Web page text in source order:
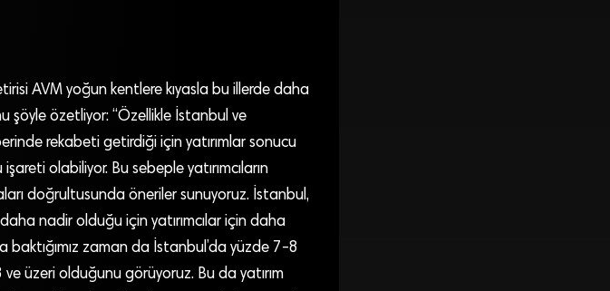
AVM yoğun kentlere kıyasla bu illerde daha
şöyle özetliyor: “Özellikle İstanbul ve
rekabeti getirdiği için yatırımlar sonucu
olabiliyor. Bu sebeple yatırımcıların
doğrultusunda öneriler sunuyoruz. İstanbul,
nadir olduğu için yatırımcılar için daha
zaman da İstanbul’da yüzde 7-8
üzeri olduğunu görüyoruz. Bu da yatırım